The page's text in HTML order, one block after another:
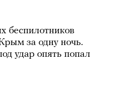
беспилотников
за одну ночь.
удар опять попал